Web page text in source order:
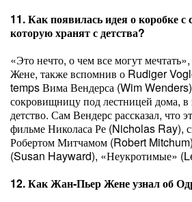
11. Как появилась идея о коробке
которую хранят с детства?
«Это нечто, о чем все могут
Жене, также вспомнив о Rudiger
temps Вима Вендерса (Wim
сокровищницу под лестницей дома,
детство. Сам Вендерс рассказал, что
фильме Николаса Ре (Nicholas Ray),
Робертом Митчамом (Robert
(Susan Hayward), «Неукротимые»
12. Как Жан-Пьер Жене узнал об